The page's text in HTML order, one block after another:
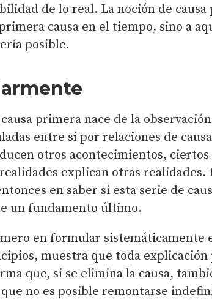
de lo real. La noción de
causa en el tiempo, sino a
posible.
primera nace de la
entre sí por relaciones de
otros acontecimientos, ciertos
explican otras realidades.
en saber si esta serie de
un fundamento último.
en formular sistemáticamente
muestra que toda
que, si se elimina la causa,
no es posible remontarse